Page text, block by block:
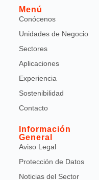
Menú
Conócenos
Unidades de Negocio
Sectores
Aplicaciones
Experiencia
Sostenibilidad
Contacto
Información
General
Aviso Legal
Protección de Datos
Noticias del Sector